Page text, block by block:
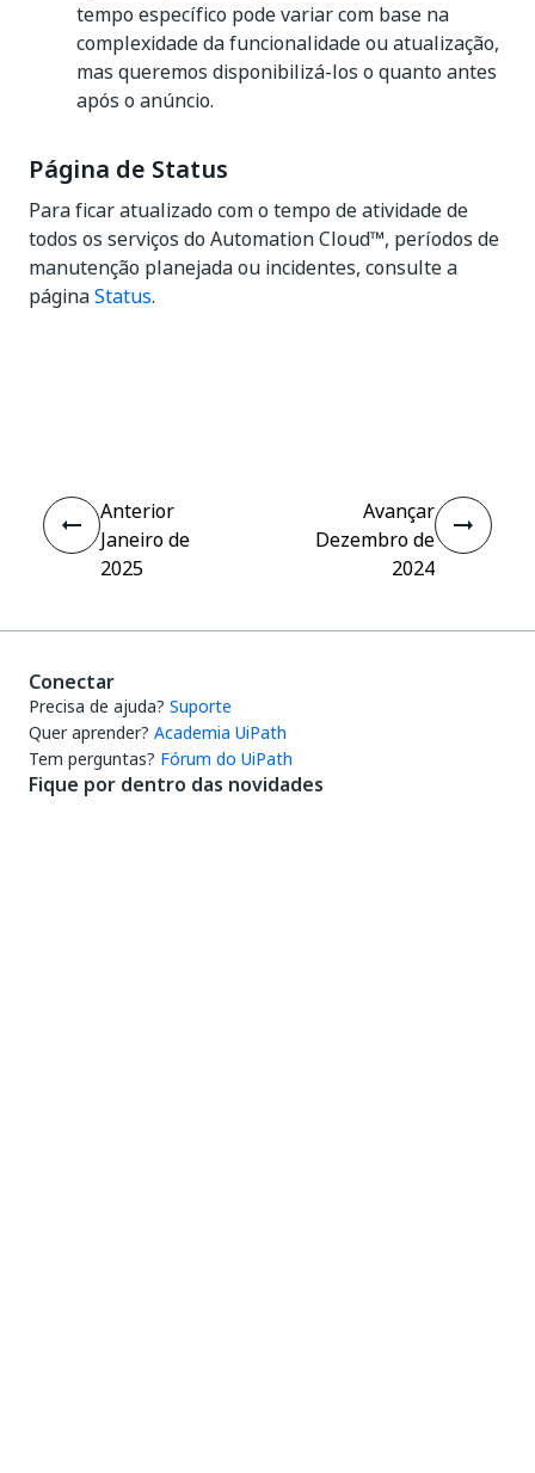
tempo específico pode variar com base na
complexidade da funcionalidade ou atualização,
mas queremos disponibilizá-los o quanto antes
após o anúncio.
Página de Status
Para ficar atualizado com o tempo de atividade de
todos os serviços do Automation Cloud™, períodos de
manutenção planejada ou incidentes, consulte a
páginaStatus.
Anterior
Janeiro de
2025
Avançar
Dezembro de
2024
Conectar
Precisa de ajuda? Suporte
Quer aprender? Academia UiPath
Tem perguntas? Fórum do UiPath
Fique por dentro das novidades